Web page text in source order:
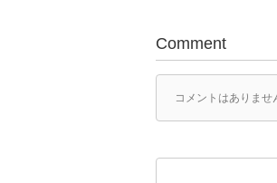
Comment
コメントはありませ